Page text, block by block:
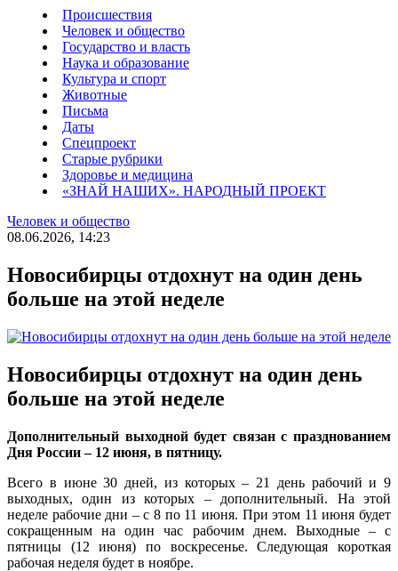
Происшествия
Человек и общество
Государство и власть
Наука и образование
Культура и спорт
Животные
Письма
Даты
Спецпроект
Старые рубрики
Здоровье и медицина
«ЗНАЙ НАШИХ». НАРОДНЫЙ ПРОЕКТ
Человек и общество
08.06.2026, 14:23
Новосибирцы отдохнут на один день
больше на этой неделе
Новосибирцы отдохнут на один день
больше на этой неделе
Дополнительный выходной будет связан с празднованием
Дня России – 12 июня, в пятницу.
Всего в июне 30 дней, из которых – 21 день рабочий и 9
выходных, один из которых – дополнительный. На этой
неделе рабочие дни – с 8 по 11 июня. При этом 11 июня будет
сокращенным на один час рабочим днем. Выходные – с
пятницы (12 июня) по воскресенье. Следующая короткая
рабочая неделя будет в ноябре.